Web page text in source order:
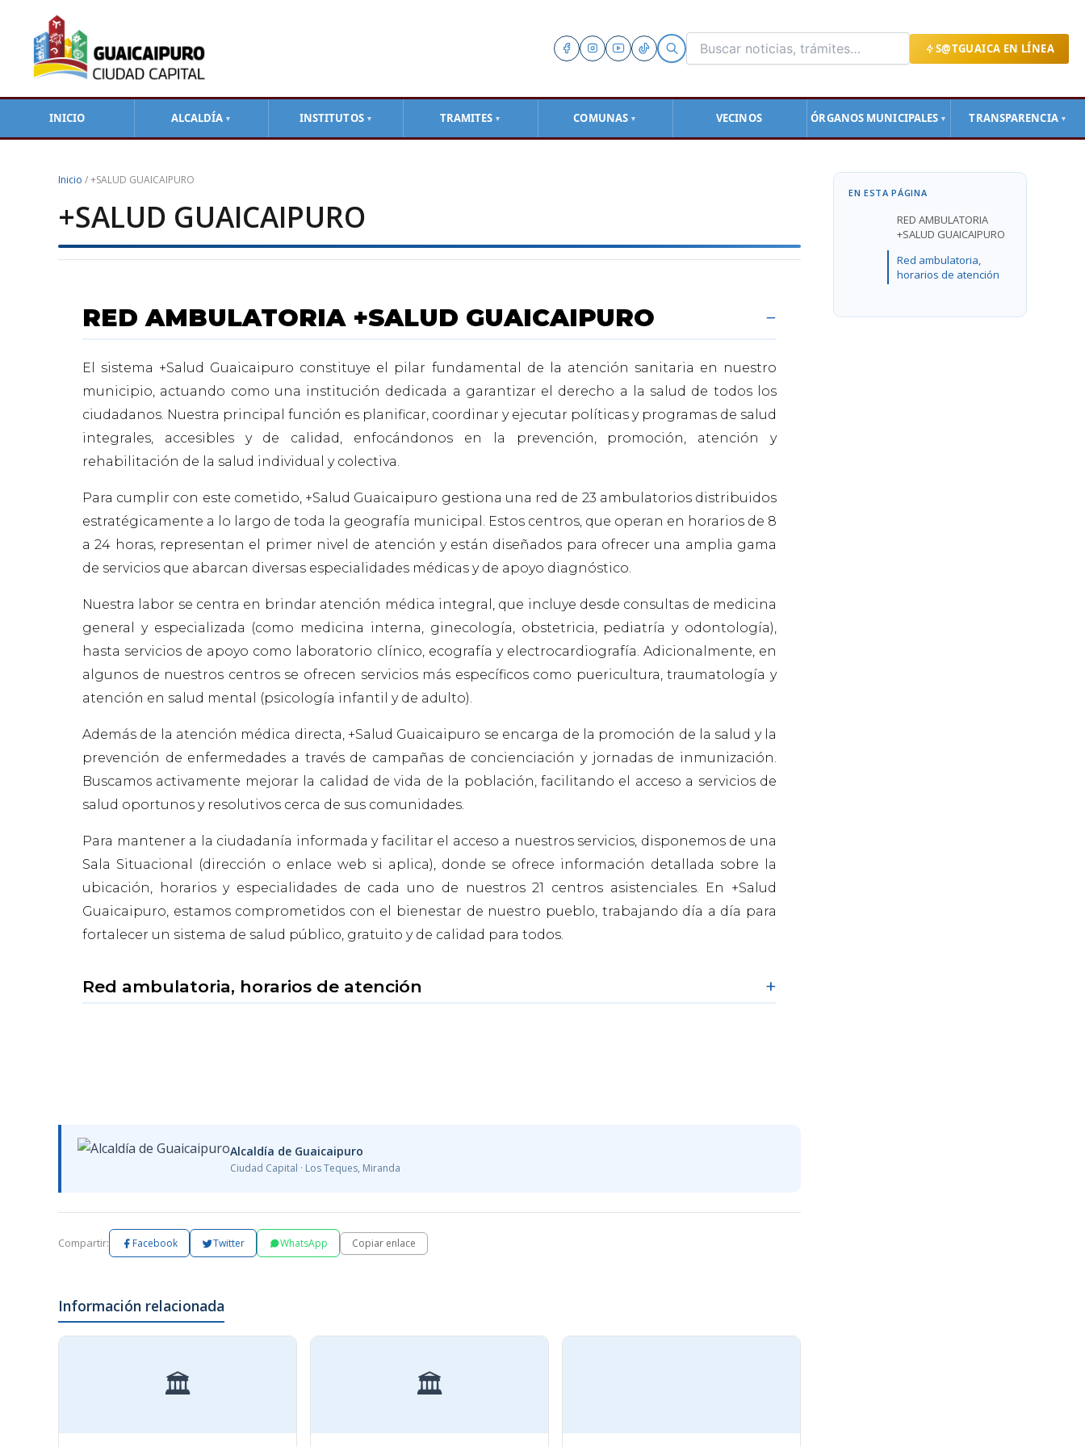
S@TGUAICA EN LÍNEA
INICIO ALCALDÍA ▼ INSTITUTOS ▼ TRAMITES ▼ COMUNAS ▼ VECINOS ÓRGANOS MUNICIPALES ▼ TRANSPARENCIA ▼
contenido
Inicio / +SALUD GUAICAIPURO
+SALUD GUAICAIPURO
RED AMBULATORIA +SALUD GUAICAIPURO
El sistema +Salud Guaicaipuro constituye el pilar fundamental de la atención sanitaria en nuestro
municipio, actuando como una institución dedicada a garantizar el derecho a la salud de todos los
ciudadanos. Nuestra principal función es planificar, coordinar y ejecutar políticas y programas de salud
integrales, accesibles y de calidad, enfocándonos en la prevención, promoción, atención y
rehabilitación de la salud individual y colectiva.
Para cumplir con este cometido, +Salud Guaicaipuro gestiona una red de 23 ambulatorios distribuidos
estratégicamente a lo largo de toda la geografía municipal. Estos centros, que operan en horarios de 8
a 24 horas, representan el primer nivel de atención y están diseñados para ofrecer una amplia gama
de servicios que abarcan diversas especialidades médicas y de apoyo diagnóstico.
Nuestra labor se centra en brindar atención médica integral, que incluye desde consultas de medicina
general y especializada (como medicina interna, ginecología, obstetricia, pediatría y odontología),
hasta servicios de apoyo como laboratorio clínico, ecografía y electrocardiografía. Adicionalmente, en
algunos de nuestros centros se ofrecen servicios más específicos como puericultura, traumatología y
atención en salud mental (psicología infantil y de adulto).
Además de la atención médica directa, +Salud Guaicaipuro se encarga de la promoción de la salud y la
prevención de enfermedades a través de campañas de concienciación y jornadas de inmunización.
Buscamos activamente mejorar la calidad de vida de la población, facilitando el acceso a servicios de
salud oportunos y resolutivos cerca de sus comunidades.
Para mantener a la ciudadanía informada y facilitar el acceso a nuestros servicios, disponemos de una
Sala Situacional (dirección o enlace web si aplica), donde se ofrece información detallada sobre la
ubicación, horarios y especialidades de cada uno de nuestros 21 centros asistenciales. En +Salud
Guaicaipuro, estamos comprometidos con el bienestar de nuestro pueblo, trabajando día a día para
fortalecer un sistema de salud público, gratuito y de calidad para todos.
Red ambulatoria, horarios de atención
Alcaldía de Guaicaipuro
Ciudad Capital · Los Teques, Miranda
Compartir: Facebook Twitter WhatsApp Copiar enlace
Información relacionada
🏛 🏛
EN ESTA PÁGINA
RED AMBULATORIA
+SALUD GUAICAIPURO
Red ambulatoria,
horarios de atención